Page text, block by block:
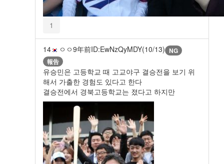
1
14 ㅇㅇ9年前ID:EwNzQyMDY(10/13) NG
報告
유승민은 고등학교 때 고교야구 결승전을 보기 위
해서 가출한 경험도 있다고 한다
결승전에서 경북고등학교는 졌다고 하지만